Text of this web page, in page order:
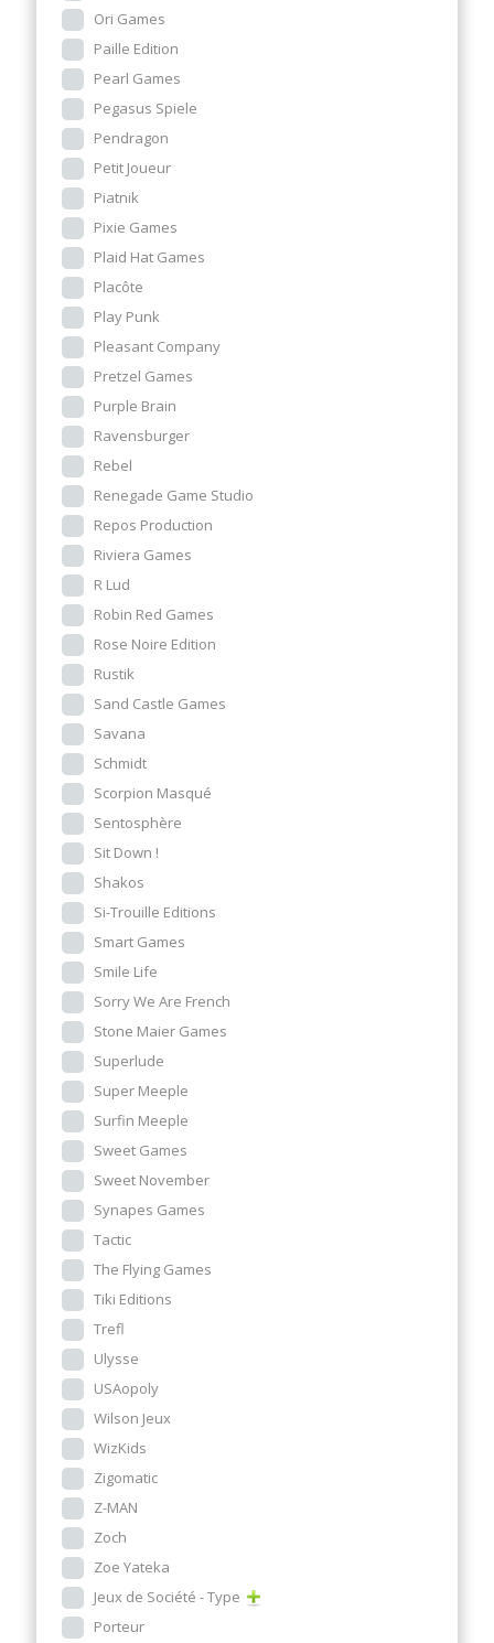
Ori Games
Paille Edition
Pearl Games
Pegasus Spiele
Pendragon
Petit Joueur
Piatnik
Pixie Games
Plaid Hat Games
Placôte
Play Punk
Pleasant Company
Pretzel Games
Purple Brain
Ravensburger
Rebel
Renegade Game Studio
Repos Production
Riviera Games
R Lud
Robin Red Games
Rose Noire Edition
Rustik
Sand Castle Games
Savana
Schmidt
Scorpion Masqué
Sentosphère
Sit Down !
Shakos
Si-Trouille Editions
Smart Games
Smile Life
Sorry We Are French
Stone Maier Games
Superlude
Super Meeple
Surfin Meeple
Sweet Games
Sweet November
Synapes Games
Tactic
The Flying Games
Tiki Editions
Trefl
Ulysse
USAopoly
Wilson Jeux
WizKids
Zigomatic
Z-MAN
Zoch
Zoe Yateka
Jeux de Société - Type
Porteur